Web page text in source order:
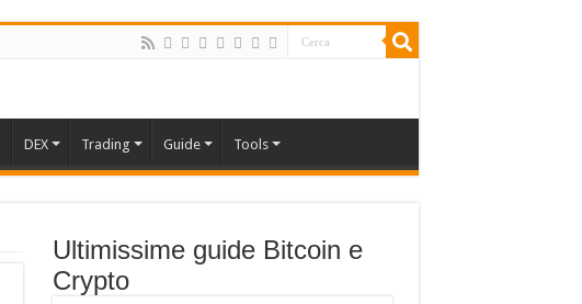
DEX Trading Guide Tools
Ultimissime guide Bitcoin e
Crypto